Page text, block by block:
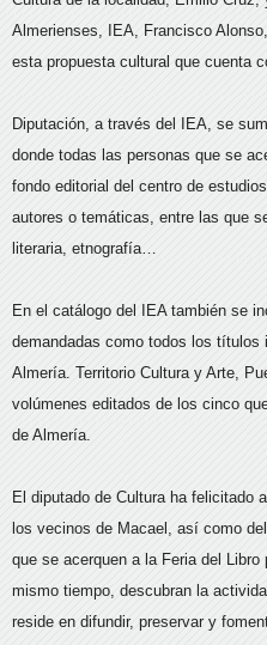
Almerienses, IEA, Francisco
esta propuesta cultural que cuenta
Diputación, a través del IEA, se
donde todas las personas que se
fondo editorial del centro de
autores o temáticas, entre las que
literaria, etnografía…
En el catálogo del IEA también se
demandadas como todos los
Almería. Territorio Cultura y Arte,
volúmenes editados de los cinco
de Almería.
El diputado de Cultura ha felicitado
los vecinos de Macael, así como
que se acerquen a la Feria del
mismo tiempo, descubran la
reside en difundir, preservar y